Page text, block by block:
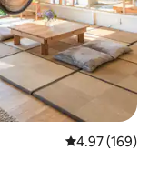
平均评分 4.97
4.97 (169)